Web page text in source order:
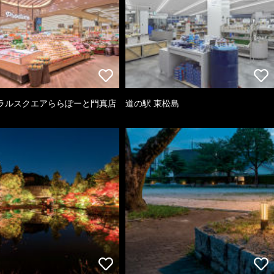
ルスクエアららぽーと門真店 道の駅 東松島